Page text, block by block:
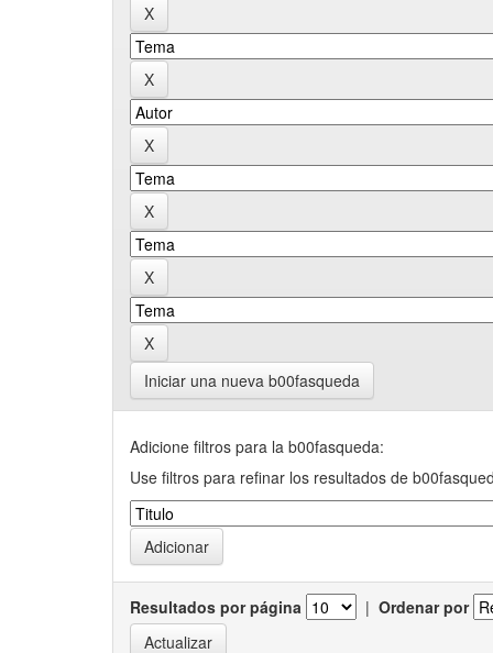
Iniciar una nueva b00fasqueda
Adicione filtros para la b00fasqueda:
Use filtros para refinar los resultados de
Resultados por página | Ordenar por